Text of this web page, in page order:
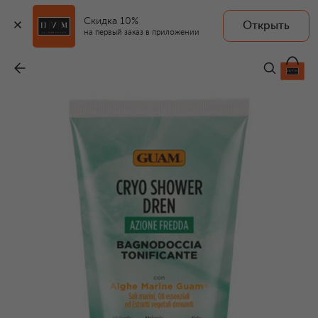
Скидка 10%
на первый заказ в приложении
Открыть
GUAM
2 050 ₽